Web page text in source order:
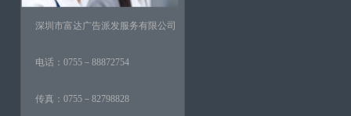
深圳市富达广告派发服务有限公司
电话：0755－88872754
传真：0755－82798828